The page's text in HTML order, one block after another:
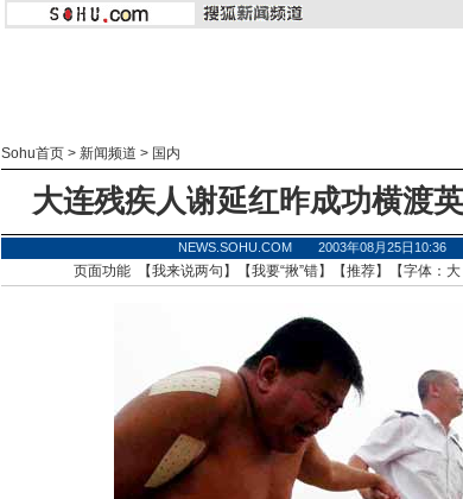
Sohu首页> 新闻频道 > 国内
大连残疾人谢延红昨成功横渡
NEWS.SOHU.COM 2003年08月25日
页面功能 【我来说两句 】【我要“揪”错】【推荐】【字体： 大